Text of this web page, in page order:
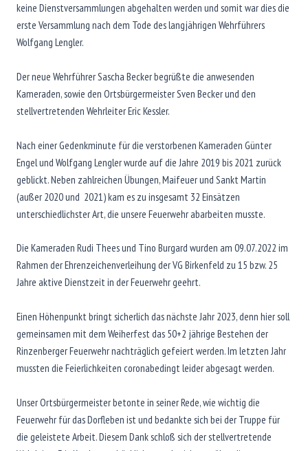
keine Dienstversammlungen abgehalten werden und somit war dies die
erste Versammlung nach dem Tode des langjährigen Wehrführers
Wolfgang Lengler.
Der neue Wehrführer Sascha Becker begrüßte die anwesenden
Kameraden, sowie den Ortsbürgermeister Sven Becker und den
stellvertretenden Wehrleiter Eric Kessler.
Nach einer Gedenkminute für die verstorbenen Kameraden Günter
Engel und Wolfgang Lengler wurde auf die Jahre 2019 bis 2021 zurück
geblickt. Neben zahlreichen Übungen, Maifeuer und Sankt Martin
(außer 2020 und 2021) kam es zu insgesamt 32 Einsätzen
unterschiedlichster Art, die unsere Feuerwehr abarbeiten musste.
Die Kameraden Rudi Thees und Tino Burgard wurden am 09.07.2022 im
Rahmen der Ehrenzeichenverleihung der VG Birkenfeld zu 15 bzw. 25
Jahre aktive Dienstzeit in der Feuerwehr geehrt.
Einen Höhenpunkt bringt sicherlich das nächste Jahr 2023, denn hier soll
gemeinsamen mit dem Weiherfest das 50+2 jährige Bestehen der
Rinzenberger Feuerwehr nachträglich gefeiert werden. Im letzten Jahr
mussten die Feierlichkeiten coronabedingt leider abgesagt werden.
Unser Ortsbürgermeister betonte in seiner Rede, wie wichtig die
Feuerwehr für das Dorfleben ist und bedankte sich bei der Truppe für
die geleistete Arbeit. Diesem Dank schloß sich der stellvertretende